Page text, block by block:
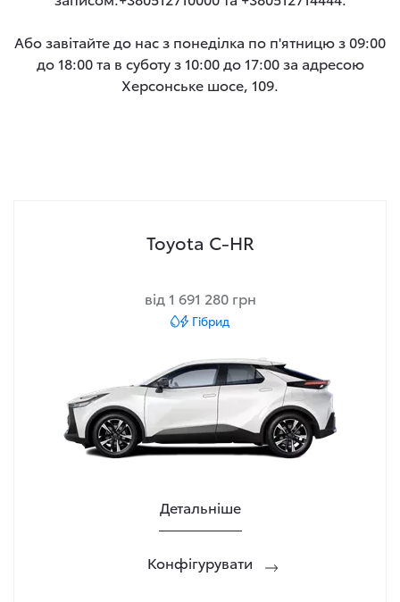
Або завітайте до нас з понеділка по п'ятницю з 09:00
до 18:00 та в суботу з 10:00 до 17:00 за адресою
Херсонське шосе, 109.
Toyota C-HR
від 1 691 280 грн
Гібрид
Детальніше
Конфігурувати